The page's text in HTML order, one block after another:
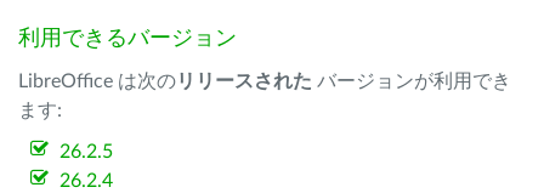
利用できるバージョン
LibreOffice は次のリリースされた バージョンが利用でき
ます:
26.2.5
26.2.4